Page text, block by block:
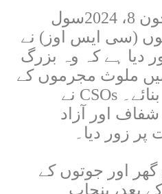
لاہور، پاکستان — جون 8، 2024سول
(سی ایس اوز) نے
دیا ہے کہ وہ بزرگ
ملوث مجرموں کے
CSOs نے
اور آزاد
زور دیا۔
اور جوتوں کے
بعد، پنجاب